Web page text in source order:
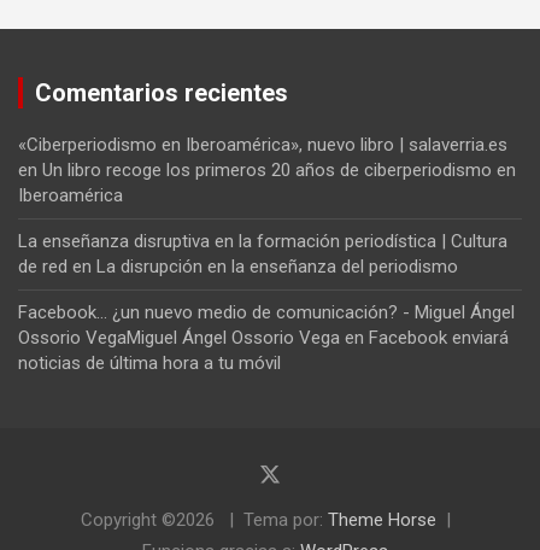
Comentarios recientes
«Ciberperiodismo en Iberoamérica», nuevo libro | salaverria.es
en Un libro recoge los primeros 20 años de ciberperiodismo en
Iberoamérica
La enseñanza disruptiva en la formación periodística | Cultura
de red en La disrupción en la enseñanza del periodismo
Facebook... ¿un nuevo medio de comunicación? - Miguel Ángel
Ossorio VegaMiguel Ángel Ossorio Vega en Facebook enviará
noticias de última hora a tu móvil
Copyright ©2026 Tema por: Theme Horse